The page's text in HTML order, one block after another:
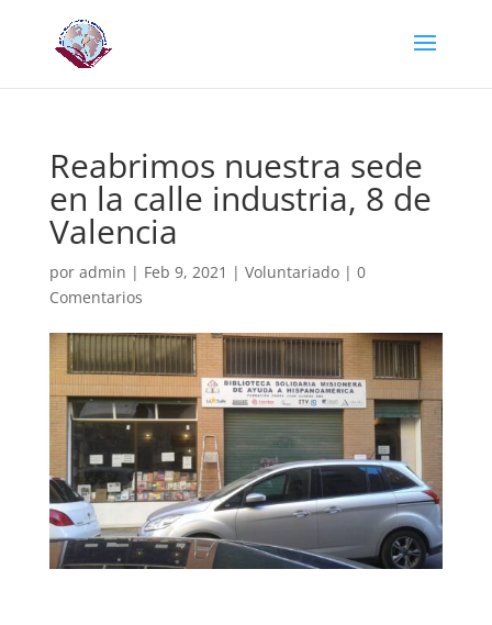
Reabrimos nuestra sede
en la calle industria, 8 de
Valencia
por admin | Feb 9, 2021 | Voluntariado| 0
Comentarios